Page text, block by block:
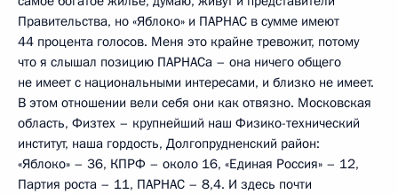
Правительства, но «Яблоко» и ПАРНАС в сумме имеют
44 процента голосов. Меня это крайне тревожит, потому
что я слышал позицию ПАРНАСа – она ничего общего
не имеет с национальными интересами, и близко не имеет.
В этом отношении вели себя они как отвязно. Московская
область, Физтех – крупнейший наш Физико-технический
институт, наша гордость, Долгопрудненский район:
«Яблоко» – 36, КПРФ – около 16, «Единая Россия» – 12,
Партия роста – 11, ПАРНАС – 8,4. И здесь почти